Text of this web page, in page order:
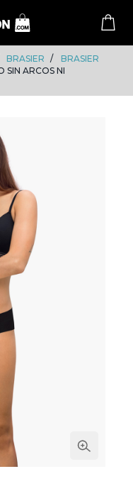
BRASIER
BRASIER
SIN ARCOS NI